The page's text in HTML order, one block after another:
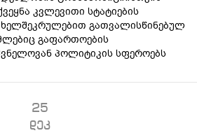
კვლევითი სტატიების
გათვალისწინებულ
გაფართოების
პოლიტიკის სფეროებს
25
დეკ